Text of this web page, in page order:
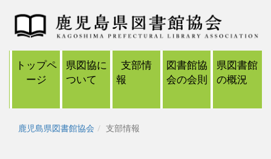
トップペ
ージ
県図協に
ついて
支部情
報
図書館協
会の会則
県図書館
の概況
鹿児島県図書館協会 支部情報